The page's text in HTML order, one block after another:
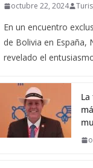
octubre 22, 2024
En un encuentro
de Bolivia en España,
revelado el